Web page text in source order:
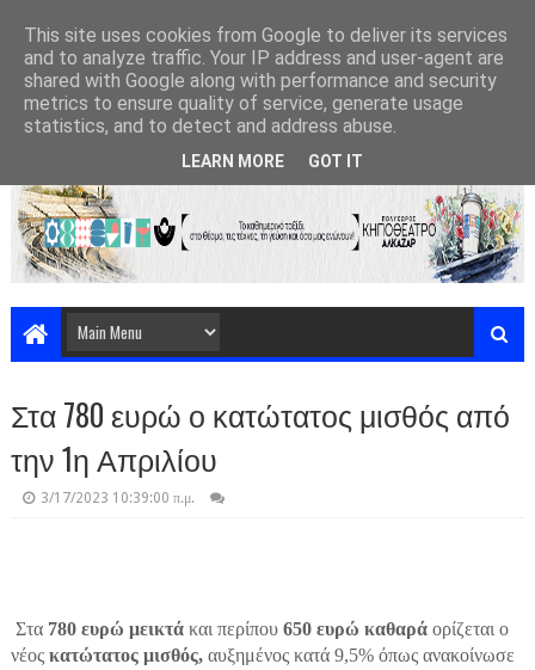
Στα 780 ευρώ ο κατώτατος μισθός από
την 1η Απριλίου
3/17/2023 10:39:00 π.μ.
Στα780 ευρώ μεικτάκαι περίπου 650 ευρώ καθαρά ορίζεται ο
νέοςκατώτατος μισθός,αυξημένος κατά 9,5% όπως ανακοίνωσε
This site uses cookies from Google to deliver its services
and to analyze traffic. Your IP address and user-agent are
shared with Google along with performance and security
metrics to ensure quality of service, generate usage
statistics, and to detect and address abuse.
LEARN MORE GOT IT